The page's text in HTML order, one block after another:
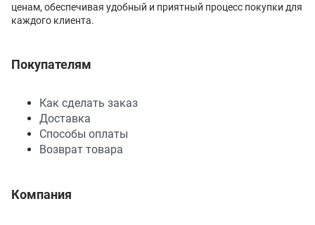
ценам, обеспечивая удобный и приятный процесс покупки для
каждого клиента.
Покупателям
Как сделать заказ
Доставка
Способы оплаты
Возврат товара
Компания